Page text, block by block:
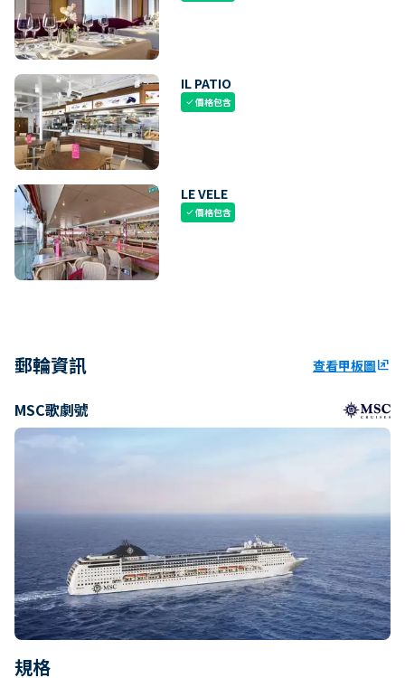
IL PATIO
check價格包含
LE VELE
check價格包含
郵輪資訊 查看甲板圖ungroup
MSC歌劇號
規格